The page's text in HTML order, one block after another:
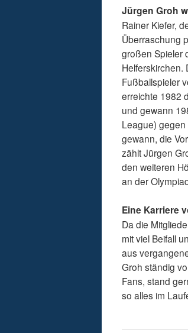
Jürgen Groh
Rainer Kiefer,
Überraschung
großen Spieler
Helferskirchen.
Fußballspieler
erreichte 1982
und gewann
League)
gewann, die
zählt Jürgen
den weiteren
an der
Eine Karriere
Da die
mit viel Beifall
aus
Groh ständig
Fans, stand
so alles im